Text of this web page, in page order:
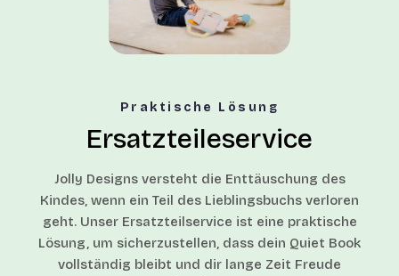
Praktische Lösung
Ersatzteileservice
Jolly Designs versteht die Enttäuschung des
Kindes, wenn ein Teil des Lieblingsbuchs verloren
geht. Unser Ersatzteilservice ist eine praktische
Lösung, um sicherzustellen, dass dein Quiet Book
vollständig bleibt und dir lange Zeit Freude